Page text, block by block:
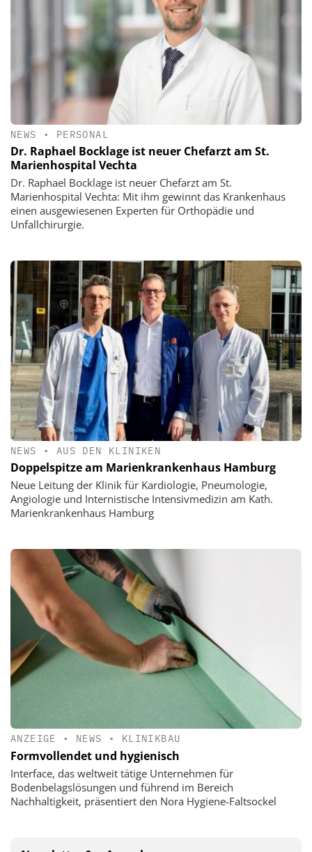
NEWS • PERSONAL
Dr. Raphael Bocklage ist neuer Chefarzt am St.
Marienhospital Vechta
Dr. Raphael Bocklage ist neuer Chefarzt am St.
Marienhospital Vechta: Mit ihm gewinnt das Krankenhaus
einen ausgewiesenen Experten für Orthopädie und
Unfallchirurgie.
NEWS • AUS DEN KLINIKEN
Doppelspitze am Marienkrankenhaus Hamburg
Neue Leitung der Klinik für Kardiologie, Pneumologie,
Angiologie und Internistische Intensivmedizin am Kath.
Marienkrankenhaus Hamburg
ANZEIGE • NEWS • KLINIKBAU
Formvollendet und hygienisch
Interface, das weltweit tätige Unternehmen für
Bodenbelagslösungen und führend im Bereich
Nachhaltigkeit, präsentiert den Nora Hygiene-Faltsockel